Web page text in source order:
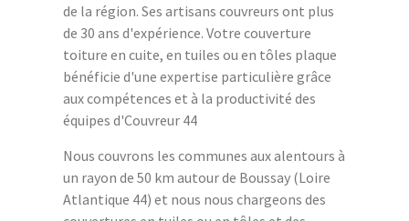
de la région. Ses artisans couvreurs ont plus
de 30 ans d'expérience. Votre couverture
toiture en cuite, en tuiles ou en tôles plaque
bénéficie d'une expertise particulière grâce
aux compétences et à la productivité des
équipes d'Couvreur 44
Nous couvrons les communes aux alentours à
un rayon de 50 km autour de Boussay (Loire
Atlantique 44) et nous nous chargeons des